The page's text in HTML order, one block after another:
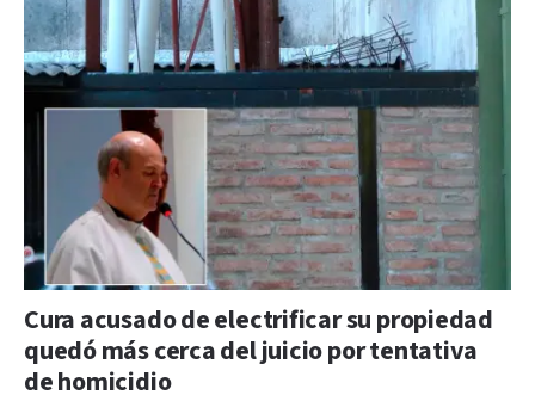
Cura acusado de electrificar su propiedad
quedó más cerca del juicio por tentativa
de homicidio